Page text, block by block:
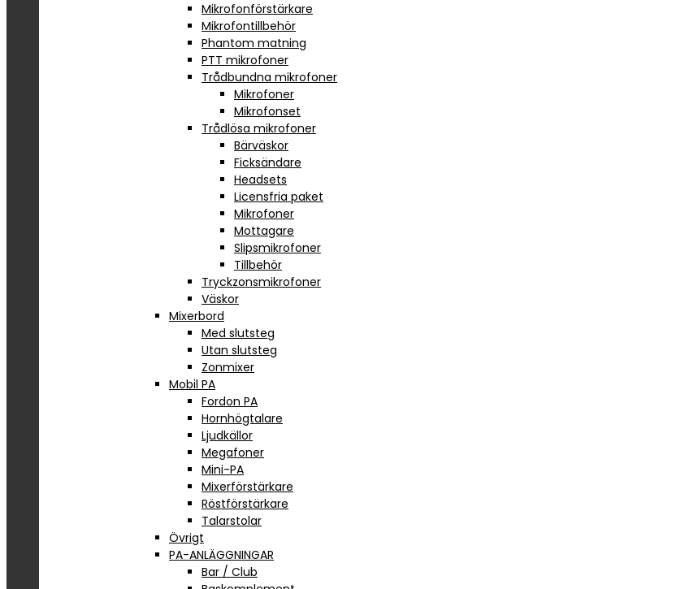
Mikrofonförstärkare
Mikrofontillbehör
Phantom matning
PTT mikrofoner
Trådbundna mikrofoner
Mikrofoner
Mikrofonset
Trådlösa mikrofoner
Bärväskor
Ficksändare
Headsets
Licensfria paket
Mikrofoner
Mottagare
Slipsmikrofoner
Tillbehör
Tryckzonsmikrofoner
Väskor
Mixerbord
Med slutsteg
Utan slutsteg
Zonmixer
Mobil PA
Fordon PA
Hornhögtalare
Ljudkällor
Megafoner
Mini-PA
Mixerförstärkare
Röstförstärkare
Talarstolar
Övrigt
PA-ANLÄGGNINGAR
Bar / Club